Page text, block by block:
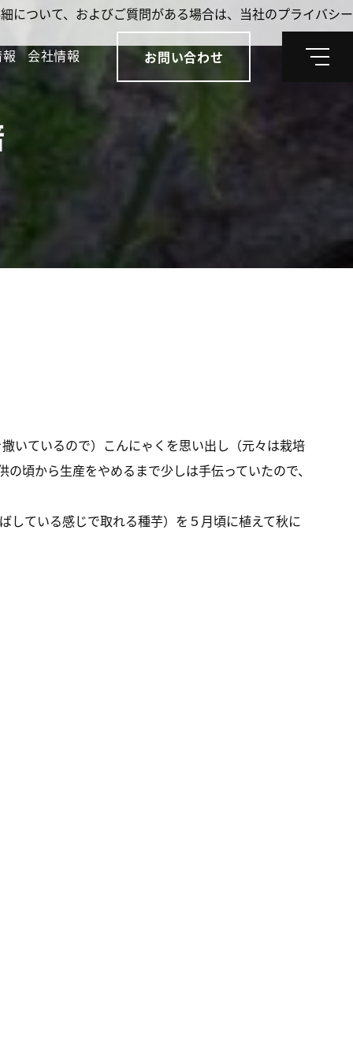
会社情報 お問い合わせ
メ
いているので）こんにゃくを思い出し（元々は栽培
頃から生産をやめるまで少しは手伝っていたので、
している感じで取れる種芋）を５月頃に植えて秋に
について、およびご質問がある場合は、当社のプライバシー